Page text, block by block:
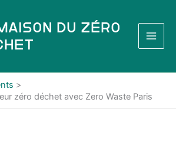
du Zéro
zéro déchet avec Zero Waste Paris